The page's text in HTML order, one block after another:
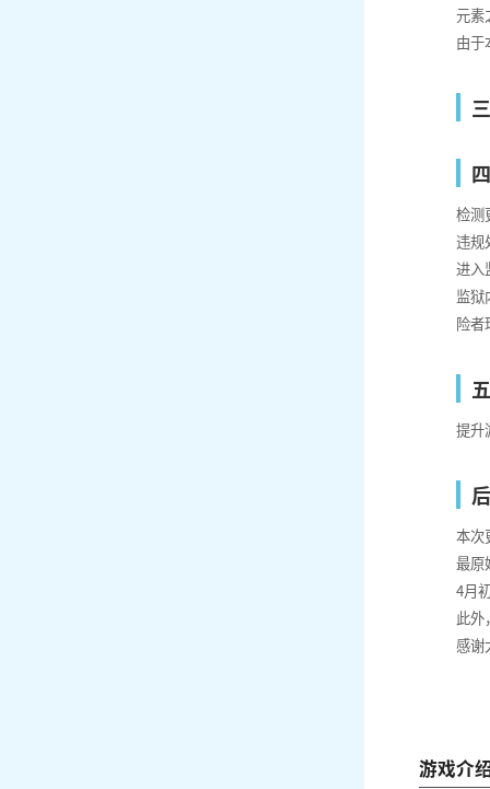
元素
由于
检测
违规
进入
监狱
险者
提升
本次
最原
4月
此外
感谢
游戏介